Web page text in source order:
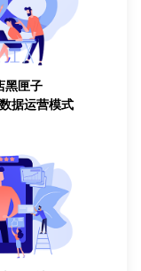
黑匣子
据运营模式